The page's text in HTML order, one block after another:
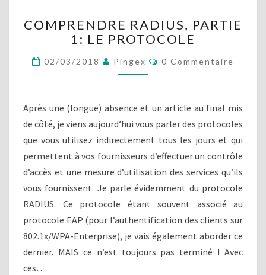
O
M
R
E
D
E
R
A
D
I
U
S
,
P
A
R
COMPRENDRE RADIUS, PARTIE
1: LE PROTOCOLE
02/03/2018 Pingex
C
O
T
A
I
R
S
0 Commentaire
Après une (longue) absence et un article au final mis
de côté, je viens aujourd’hui vous parler des protocoles
que vous utilisez indirectement tous les jours et qui
permettent à vos fournisseurs d’effectuer un contrôle
d’accès et une mesure d’utilisation des services qu’ils
vous fournissent. Je parle évidemment du protocole
RADIUS. Ce protocole étant souvent associé au
protocole EAP (pour l’authentification des clients sur
802.1x/WPA-Enterprise), je vais également aborder ce
dernier. MAIS ce n’est toujours pas terminé ! Avec
ces…